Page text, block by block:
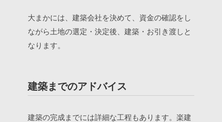
大まかには、建築会社を決めて、資金の確認をし
ながら土地の選定・決定後、建築・お引き渡しと
なります。
建築までのアドバイス
建築の完成までには詳細な工程もあります。楽建